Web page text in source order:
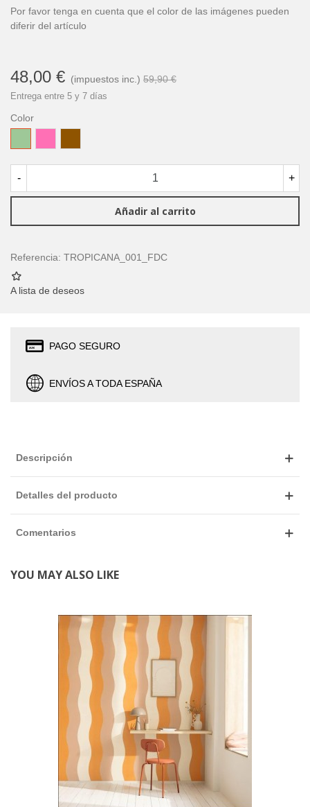
Por favor tenga en cuenta que el color de las imágenes pueden
diferir del artículo
48,00 € (impuestos inc.) 59,90 €
Entrega entre 5 y 7 días
Color
Laurel
- +
Añadir al carrito
Referencia: TROPICANA_001_FDC
A lista de deseos
PAGO SEGURO
ENVÍOS A TODA ESPAÑA
Descripción
Detalles del producto
Comentarios
YOU MAY ALSO LIKE